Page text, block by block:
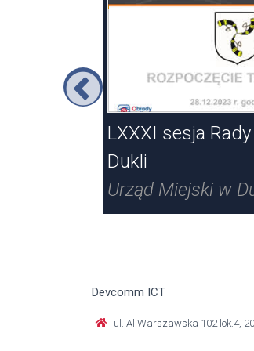
LXXXI sesja
Dukli
Urząd Miejski w
Devcomm ICT
ul. Al.Warszawska 102 lok.4,